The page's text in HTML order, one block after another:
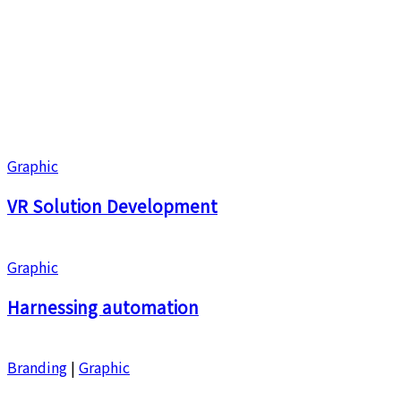
Graphic
VR Solution Development
Graphic
Harnessing automation
Branding | Graphic